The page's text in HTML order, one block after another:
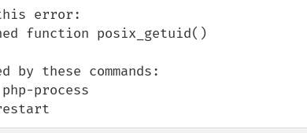
error:
function posix_getuid()
by these commands:
process